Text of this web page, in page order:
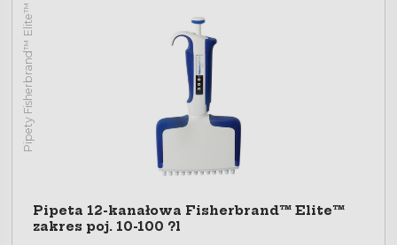
Pipeta 12-kanałowa Fisherbrand™ Elite™
zakres poj. 10-100 ?l
Pipety Fisherbrand™ Elite™